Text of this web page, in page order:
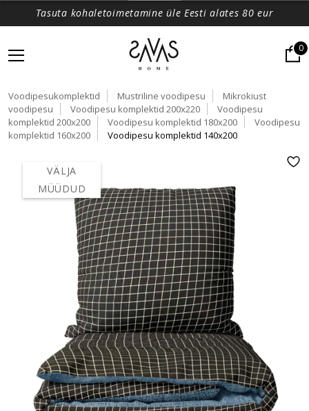
Tasuta kohaletoimetamine üle Eesti alates 80 eur
0
Voodipesukomplektid Mustriline voodipesu
Mikrokiust
voodipesu
Voodipesu komplektid 200x220
Voodipesu
komplektid 200x200
Voodipesu komplektid 180x200
Voodipesu
komplektid 160x200
Voodipesu komplektid 140x200
VÄLJA
MÜÜDUD